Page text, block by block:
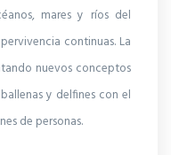
mares y ríos del
continuas. La
nuevos conceptos
y delfines con el
de personas.